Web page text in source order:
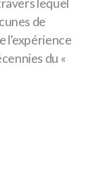
lequel
de
l'expérience
du «